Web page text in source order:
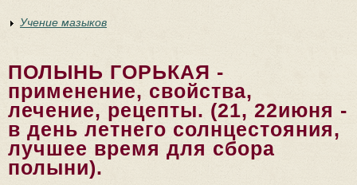
Учение мазыков
ПОЛЫНЬ ГОРЬКАЯ -
применение, свойства,
лечение, рецепты. (21, 22июня -
в день летнего солнцестояния,
лучшее время для сбора
полыни).